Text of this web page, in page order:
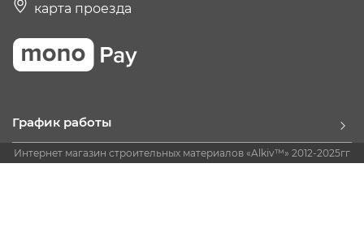
карта проезда
График работы
Интернет магазин строительных материалов «Alkiv™» 2012-2025гг